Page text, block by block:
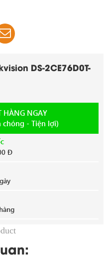
DS-2CE76D0T-
HÀNG NGAY
chóng - Tiện lợi)
Đ